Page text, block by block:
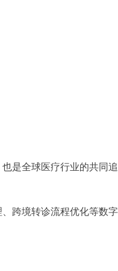
是全球医疗行业的共同追
跨境转诊流程优化等数